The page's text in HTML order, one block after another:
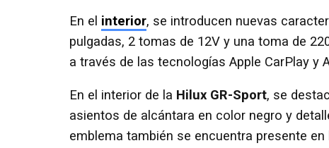
En el interior, se introducen nuevas
pulgadas, 2 tomas de 12V y una toma de
a través de las tecnologías Apple CarPlay y
En el interior de la Hilux GR-Sport, se
asientos de alcántara en color negro y
emblema también se encuentra presente